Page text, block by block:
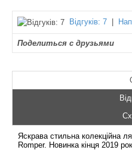
Відгуків: 7
Поделиться с друзьями
Яскрава стильна колекційна
Romper. Новинка кінця 2019